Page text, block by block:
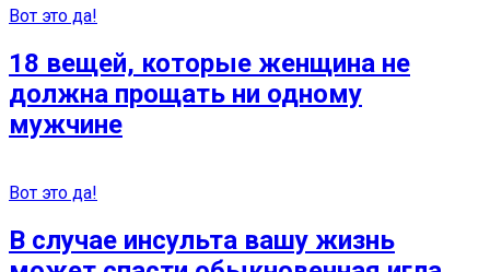
Вот это да!
18 вещей, которые женщина не
должна прощать ни одному
мужчине
Вот это да!
В случае инсульта вашу жизнь